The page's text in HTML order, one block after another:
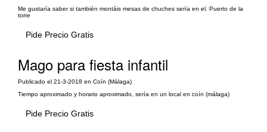
Me gustaría saber si también montáis mesas de chuches sería en el. Puerto de la
torre
Pide Precio Gratis
Mago para fiesta infantil
Publicado el 21-3-2018 en Coín (Málaga)
Tiempo aproximado y horario aproximado, sería en un local en coín (málaga)
Pide Precio Gratis